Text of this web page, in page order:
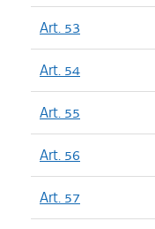
Art. 53
Art. 54
Art. 55
Art. 56
Art. 57